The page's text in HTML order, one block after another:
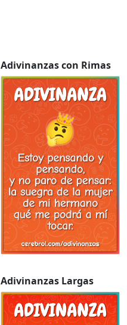
Adivinanzas con Rimas
Adivinanzas Largas